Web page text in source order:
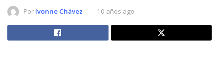
Por Ivonne Chávez 10 años ago